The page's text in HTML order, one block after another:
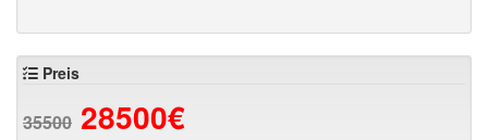
Preis
35500 28500€